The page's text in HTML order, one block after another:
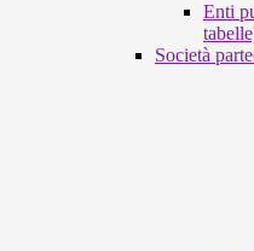
Enti
Società